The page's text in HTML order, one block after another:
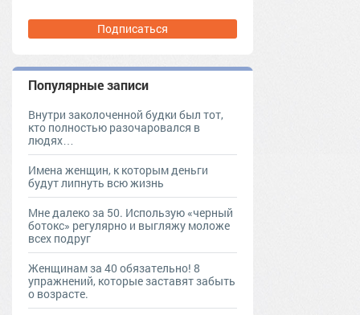
Подписаться
Популярные записи
Внутри заколоченной будки был тот,
кто полностью разочаровался в
людях…
Имена женщин, к которым деньги
будут липнуть всю жизнь
Мне далеко за 50. Использую «черный
ботокс» регулярно и выгляжу моложе
всех подруг
Женщинам за 40 обязательно! 8
упражнений, которые заставят забыть
о возрасте.